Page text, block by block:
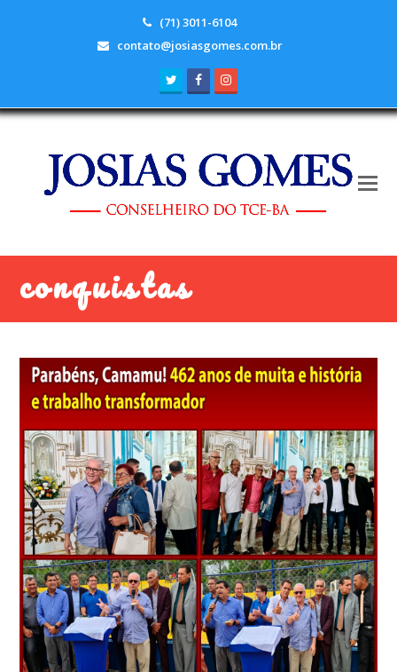
(71) 3011-6104
contato@josiasgomes.com.br
TwitterFacebook
conquistas